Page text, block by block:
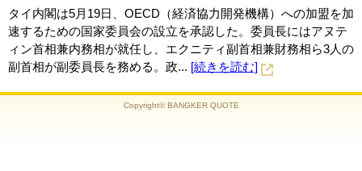
タイ内閣は5月19日、OECD（経済協力開発機構）への加盟を加
速するための国家委員会の設立を承認した。委員長にはアヌテ
ィン首相兼内務相が就任し、エクニティ副首相兼財務相ら3人の
副首相が副委員長を務める。政... [続きを読む]
Copyright© BANGKER QUOTE